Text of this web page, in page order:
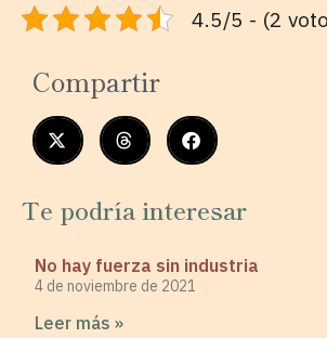
4.5/5 - (2
Compartir
Te podría interesar
No hay fuerza sin industria
4 de noviembre de 2021
Leer más »